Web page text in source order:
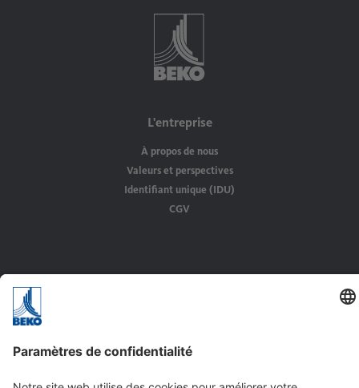
L'entreprise
À propos de nous
Valeurs et perspectives
Identifiant unique (IDU)
CGV
Produits